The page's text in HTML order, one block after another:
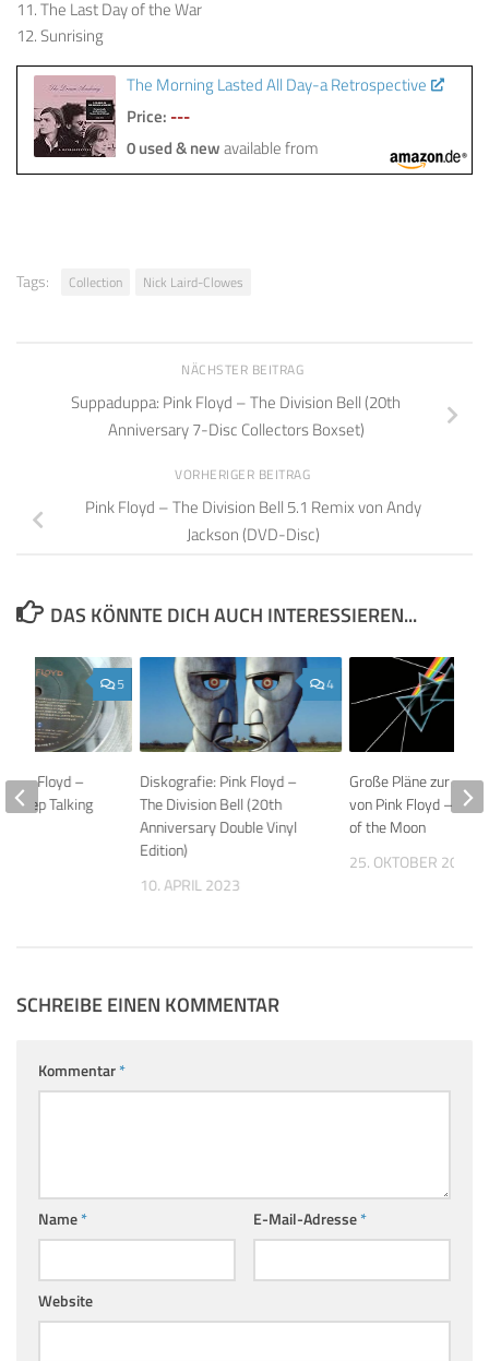
11. The Last Day of the War
12. Sunrising
The Morning Lasted All Day-a Retrospective
Price: ---
0 used & newavailable from
Tags: Collection Nick Laird-Clowes
NÄCHSTER BEITRAG
Suppaduppa: Pink Floyd – The Division Bell (20th
Anniversary 7-Disc Collectors Boxset)
VORHERIGER BEITRAG
Pink Floyd – The Division Bell 5.1 Remix von Andy
Jackson (DVD-Disc)
DAS KÖNNTE DICH AUCH INTERESSIEREN...
4
Diskografie: Pink Floyd –
The Division Bell (20th
Anniversary Double Vinyl
Edition)
10. APRIL 2023
Große Pläne zur
von Pink Floyd –
of the Moon
25. OKTOBER 2022
5
Pink Floyd –
Keep Talking
SCHREIBE EINEN KOMMENTAR
Kommentar*
Name* E-Mail-Adresse*
Website